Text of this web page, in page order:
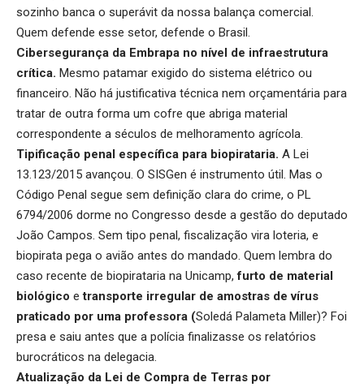
sozinho banca o superávit da nossa balança comercial.
Quem defende esse setor, defende o Brasil.
Cibersegurança da Embrapa no nível de infraestrutura
crítica. Mesmo patamar exigido do sistema elétrico ou
financeiro. Não há justificativa técnica nem orçamentária para
tratar de outra forma um cofre que abriga material
correspondente a séculos de melhoramento agrícola.
Tipificação penal específica para biopirataria. A Lei
13.123/2015 avançou. O SISGen é instrumento útil. Mas o
Código Penal segue sem definição clara do crime, o PL
6794/2006 dorme no Congresso desde a gestão do deputado
João Campos. Sem tipo penal, fiscalização vira loteria, e
biopirata pega o avião antes do mandado. Quem lembra do
caso recente de biopirataria na Unicamp,furto de material
biológico etransporte irregular de amostras de vírus
praticado por uma professora (Soledá Palameta Miller)? Foi
presa e saiu antes que a polícia finalizasse os relatórios
burocráticos na delegacia.
Atualização da Lei de Compra de Terras por